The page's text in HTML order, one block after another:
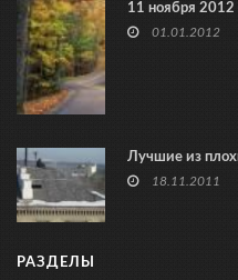
11 ноября 2012
01.01.2012
Лучшие из
18.11.2011
РАЗДЕЛЫ